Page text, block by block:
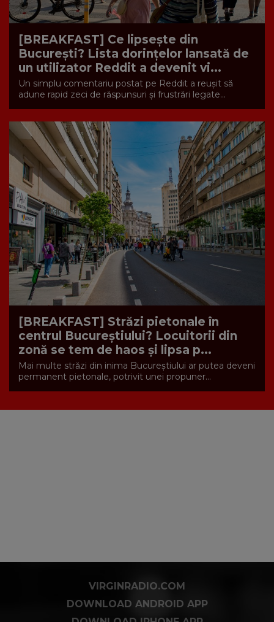
[BREAKFAST] Ce lipsește din
București? Lista dorințelor lansată de
un utilizator Reddit a devenit vi...
Un simplu comentariu postat pe Reddit a reușit să
adune rapid zeci de răspunsuri și frustrări legate...
[BREAKFAST] Străzi pietonale în
centrul Bucureștiului? Locuitorii din
zonă se tem de haos și lipsa p...
Mai multe străzi din inima Bucureștiului ar putea deveni
permanent pietonale, potrivit unei propuner...
VIRGINRADIO.COM
DOWNLOAD ANDROID APP